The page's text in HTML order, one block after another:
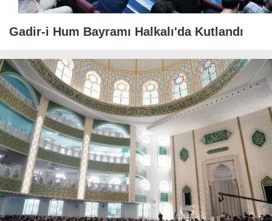
Gadir-i Hum Bayramı Halkalı'da Kutlandı